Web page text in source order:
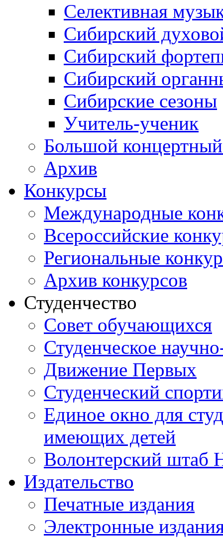
Селективная
Сибирский
Сибирский
Сибирский
Сибирские сезоны
Учитель-ученик
Большой концертный
Архив
Конкурсы
Международные
Всероссийские
Региональные
Архив конкурсов
Студенчество
Совет обучающихся
Студенческое
Движение Первых
Студенческий
Единое окно для
имеющих детей
Волонтерский штаб
Издательство
Печатные издания
Электронные